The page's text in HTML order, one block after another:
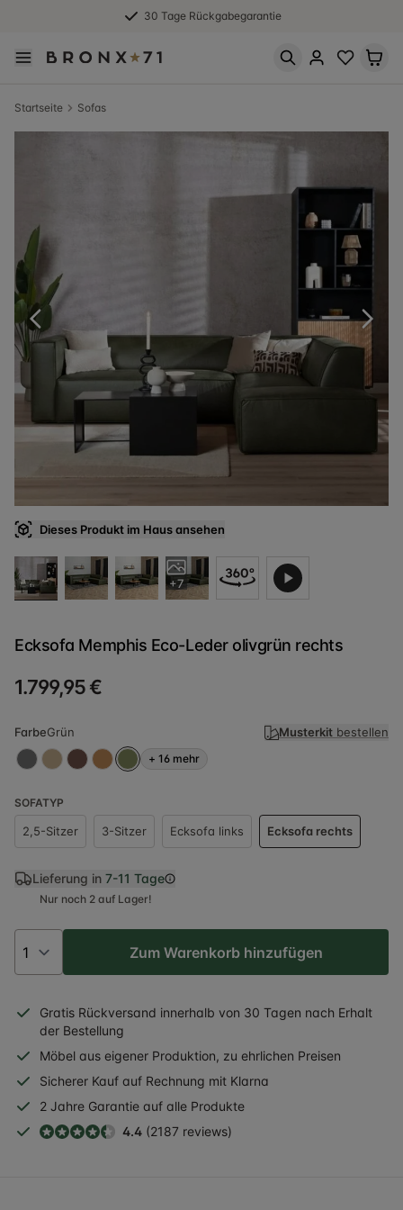
30 Tage Rückgabegarantie
Startseite Sofas
Dieses Produkt im Haus ansehen
+7
Ecksofa Memphis Eco-Leder olivgrün rechts
1.799,95 €
FarbeGrün Musterkit bestellen
+ 16 mehr
SOFATYP
2,5-Sitzer 3-Sitzer Ecksofa links Ecksofa rechts
Lieferung in 7-11 Tage
Nur noch 2 auf Lager!
Zum Warenkorb hinzufügen
Gratis Rückversand innerhalb von 30 Tagen nach Erhalt
der Bestellung
Möbel aus eigener Produktion, zu ehrlichen Preisen
Sicherer Kauf auf Rechnung mit Klarna
2 Jahre Garantie auf alle Produkte
4.4 (2187 reviews)